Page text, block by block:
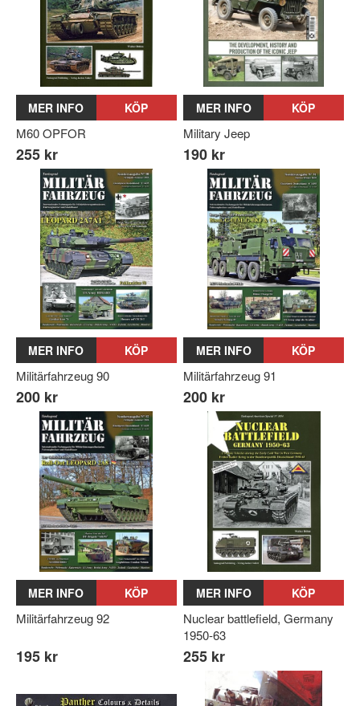
MER INFO KÖP
M60 OPFOR
255 kr
MER INFO KÖP
Military Jeep
190 kr
MER INFO KÖP
Militärfahrzeug 90
200 kr
MER INFO KÖP
Militärfahrzeug 91
200 kr
MER INFO KÖP
Militärfahrzeug 92
195 kr
MER INFO KÖP
Nuclear battlefield, Germany
1950-63
255 kr